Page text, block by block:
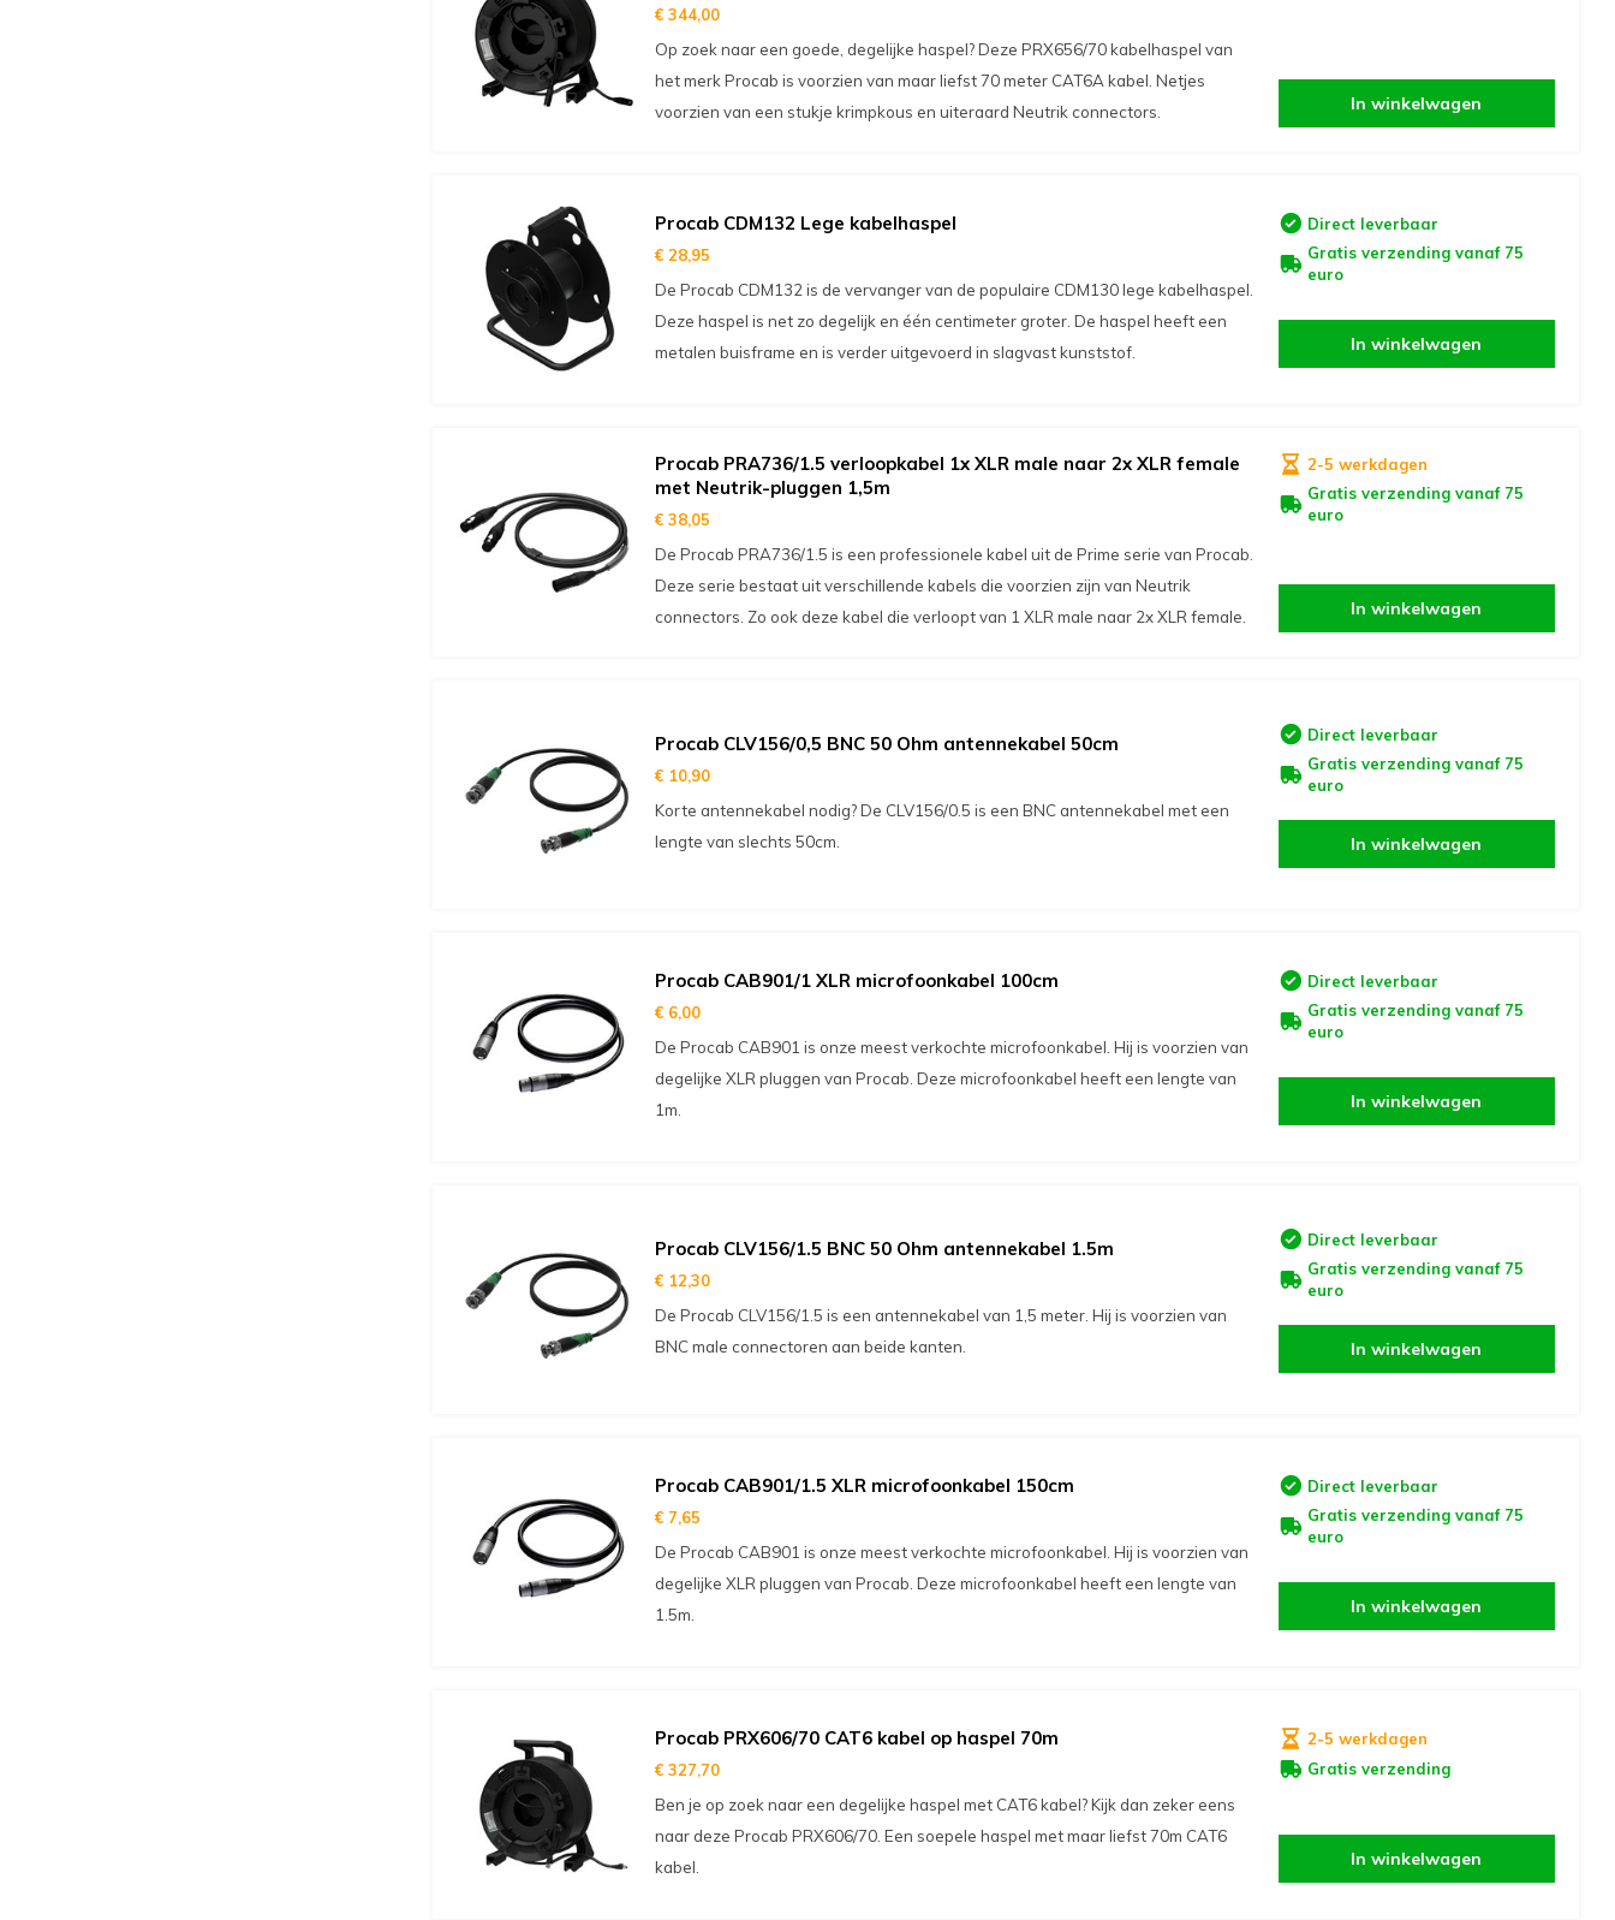
€ 344,00
Op zoek naar een goede, degelijke haspel? Deze PRX656/70 kabelhaspel van
het merk Procab is voorzien van maar liefst 70 meter CAT6A kabel. Netjes
voorzien van een stukje krimpkous en uiteraard Neutrik connectors.
In winkelwagen
Procab CDM132 Lege kabelhaspel
€ 28,95
De Procab CDM132 is de vervanger van de populaire CDM130 lege kabelhaspel.
Deze haspel is net zo degelijk en één centimeter groter. De haspel heeft een
metalen buisframe en is verder uitgevoerd in slagvast kunststof.
Direct leverbaar
Gratis verzending vanaf 75
euro
In winkelwagen
Procab PRA736/1.5 verloopkabel 1x XLR male naar 2x XLR female
met Neutrik-pluggen 1,5m
€ 38,05
De Procab PRA736/1.5 is een professionele kabel uit de Prime serie van Procab.
Deze serie bestaat uit verschillende kabels die voorzien zijn van Neutrik
connectors. Zo ook deze kabel die verloopt van 1 XLR male naar 2x XLR female.
2-5 werkdagen
Gratis verzending vanaf 75
euro
In winkelwagen
Procab CLV156/0,5 BNC 50 Ohm antennekabel 50cm
€ 10,90
Korte antennekabel nodig? De CLV156/0.5 is een BNC antennekabel met een
lengte van slechts 50cm.
Direct leverbaar
Gratis verzending vanaf 75
euro
In winkelwagen
Procab CAB901/1 XLR microfoonkabel 100cm
€ 6,00
De Procab CAB901 is onze meest verkochte microfoonkabel. Hij is voorzien van
degelijke XLR pluggen van Procab. Deze microfoonkabel heeft een lengte van
1m.
Direct leverbaar
Gratis verzending vanaf 75
euro
In winkelwagen
Procab CLV156/1.5 BNC 50 Ohm antennekabel 1.5m
€ 12,30
De Procab CLV156/1.5 is een antennekabel van 1,5 meter. Hij is voorzien van
BNC male connectoren aan beide kanten.
Direct leverbaar
Gratis verzending vanaf 75
euro
In winkelwagen
Procab CAB901/1.5 XLR microfoonkabel 150cm
€ 7,65
De Procab CAB901 is onze meest verkochte microfoonkabel. Hij is voorzien van
degelijke XLR pluggen van Procab. Deze microfoonkabel heeft een lengte van
1.5m.
Direct leverbaar
Gratis verzending vanaf 75
euro
In winkelwagen
Procab PRX606/70 CAT6 kabel op haspel 70m
€ 327,70
Ben je op zoek naar een degelijke haspel met CAT6 kabel? Kijk dan zeker eens
naar deze Procab PRX606/70. Een soepele haspel met maar liefst 70m CAT6
kabel.
2-5 werkdagen
Gratis verzending
In winkelwagen